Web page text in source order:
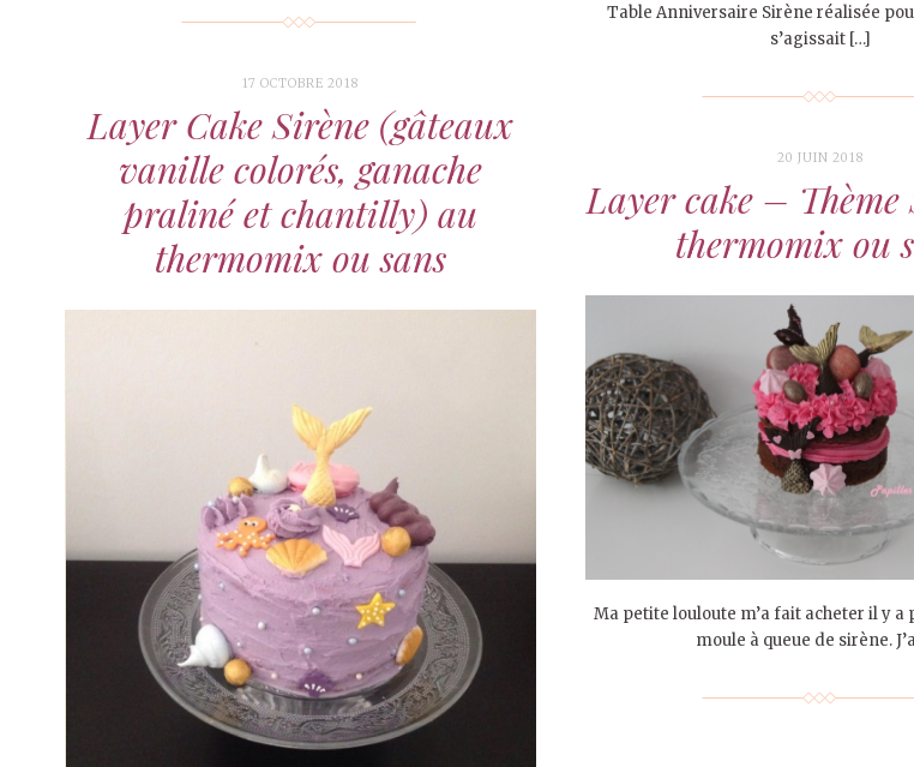
Table Anniversaire Sirène réalisée
s’agissait […]
17 OCTOBRE 2018
Layer Cake Sirène (gâteaux
vanille colorés, ganache
praliné et chantilly) au
thermomix ou sans
20 JUIN 2018
Layer cake – Thème
thermomix ou
Ma petite louloute m’a fait acheter il y a
moule à queue de sirène.